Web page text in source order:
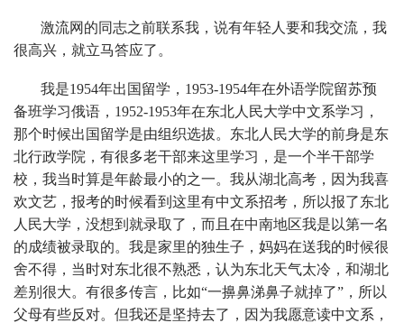
激流网的同志之前联系我，说有年轻人要和我交流，我
很高兴，就立马答应了。
我是1954年出国留学，1953-1954年在外语学院留苏预
备班学习俄语，1952-1953年在东北人民大学中文系学习，
那个时候出国留学是由组织选拔。东北人民大学的前身是东
北行政学院，有很多老干部来这里学习，是一个半干部学
校，我当时算是年龄最小的之一。我从湖北高考，因为我喜
欢文艺，报考的时候看到这里有中文系招考，所以报了东北
人民大学，没想到就录取了，而且在中南地区我是以第一名
的成绩被录取的。我是家里的独生子，妈妈在送我的时候很
舍不得，当时对东北很不熟悉，认为东北天气太冷，和湖北
差别很大。有很多传言，比如“一擤鼻涕鼻子就掉了”，所以
父母有些反对。但我还是坚持去了，因为我愿意读中文系，